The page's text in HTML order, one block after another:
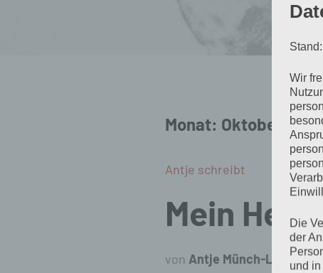
Monat: Oktober 2023
Antje schreibt
Mein Herz
von Antje Münch-Lieblang
Wir
Die
der
und